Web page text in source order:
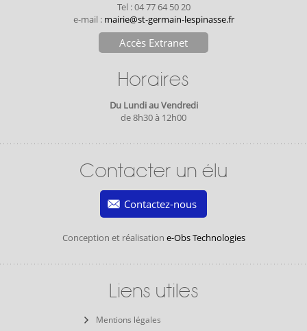
Tel : 04 77 64 50 20
e-mail : mairie@st-germain-lespinasse.fr
Accès Extranet
Horaires
Du Lundi au Vendredi
de 8h30 à 12h00
Contacter un élu
Contactez-nous
Conception et réalisation e-Obs Technologies
Liens utiles
Mentions légales